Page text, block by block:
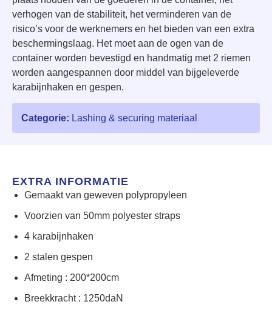
verhogen van de stabiliteit, het verminderen van de
risico’s voor de werknemers en het bieden van een extra
beschermingslaag. Het moet aan de ogen van de
container worden bevestigd en handmatig met 2 riemen
worden aangespannen door middel van bijgeleverde
karabijnhaken en gespen.
Categorie: Lashing & securing materiaal
EXTRA INFORMATIE
Gemaakt van geweven polypropyleen
Voorzien van 50mm polyester straps
4 karabijnhaken
2 stalen gespen
Afmeting : 200*200cm
Breekkracht : 1250daN